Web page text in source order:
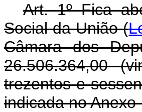
Art. 1º Fica
Social da União (
Câmara dos
26.506.364,00
trezentos e
indicada no